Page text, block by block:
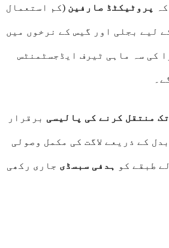
پروٹیکٹڈ صارفین (کم استعمال
لیے بجلی اور گیس کے نرخوں میں
کی سہ ماہی ٹیرف ایڈجسٹمنٹس
منتقل کرنے کی پالیسی برقرار
کے ذریعے لاگت کی مکمل وصولی
طبقے کو ہدفی سبسڈی جاری رکھی